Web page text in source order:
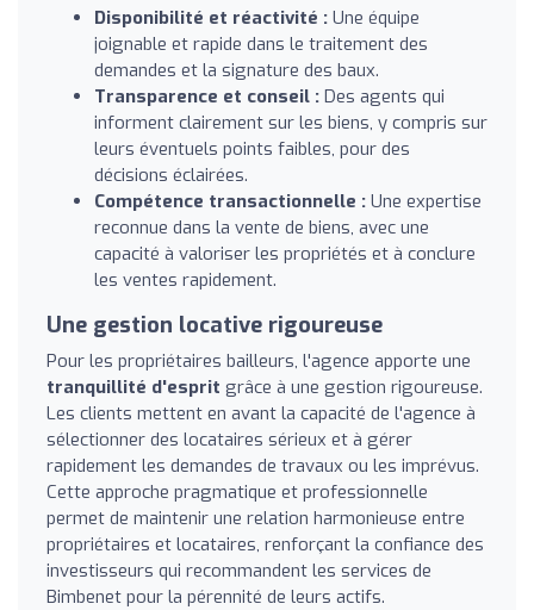
Disponibilité et réactivité : Une équipe
joignable et rapide dans le traitement des
demandes et la signature des baux.
Transparence et conseil : Des agents qui
informent clairement sur les biens, y compris sur
leurs éventuels points faibles, pour des
décisions éclairées.
Compétence transactionnelle : Une expertise
reconnue dans la vente de biens, avec une
capacité à valoriser les propriétés et à conclure
les ventes rapidement.
Une gestion locative rigoureuse
Pour les propriétaires bailleurs, l'agence apporte une
tranquillité d'esprit grâce à une gestion rigoureuse.
Les clients mettent en avant la capacité de l'agence à
sélectionner des locataires sérieux et à gérer
rapidement les demandes de travaux ou les imprévus.
Cette approche pragmatique et professionnelle
permet de maintenir une relation harmonieuse entre
propriétaires et locataires, renforçant la confiance des
investisseurs qui recommandent les services de
Bimbenet pour la pérennité de leurs actifs.